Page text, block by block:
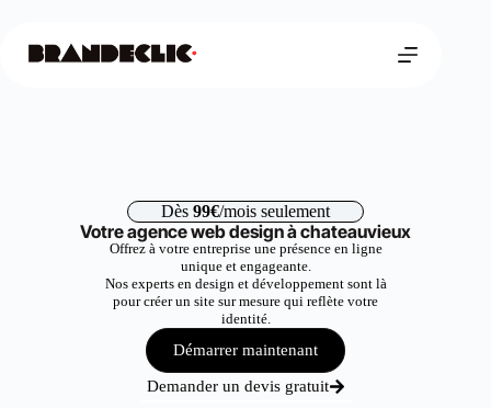
Dès 99€/mois seulement
Votre agence web design à chateauvieux
Offrez à votre entreprise une présence en ligne
unique et engageante.
Nos experts en design et développement sont là
pour créer un site sur mesure qui reflète votre
identité.
Démarrer maintenant
Demander un devis gratuit